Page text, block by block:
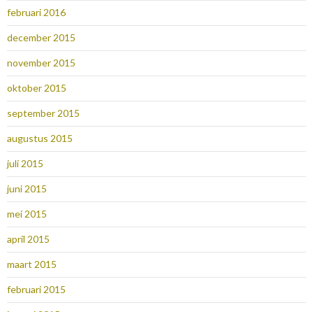
februari 2016
december 2015
november 2015
oktober 2015
september 2015
augustus 2015
juli 2015
juni 2015
mei 2015
april 2015
maart 2015
februari 2015